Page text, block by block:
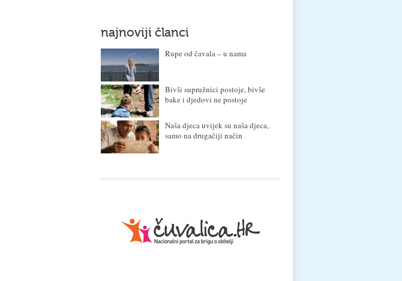
najnoviji članci
Rupe od čavala – u nama
Bivši supružnici postoje, bivše
bake i djedovi ne postoje
Naša djeca uvijek su naša djeca,
samo na drugačiji način